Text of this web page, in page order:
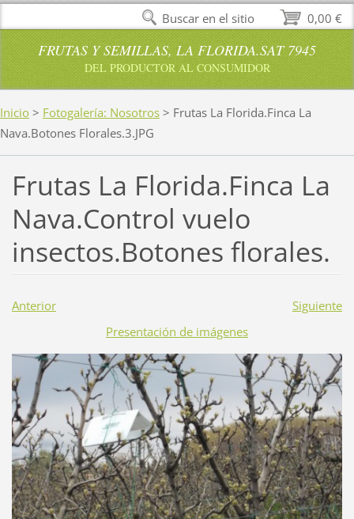
FRUTAS Y SEMILLAS, LA FLORIDA.SAT 7945
DEL PRODUCTOR AL CONSUMIDOR
Inicio > Fotogalería: Nosotros > Frutas La Florida.Finca La
Nava.Botones Florales.3.JPG
Frutas La Florida.Finca La
Nava.Control vuelo
insectos.Botones florales.
Anterior
Siguiente
Presentación de imágenes
0,00 €
Buscar en el sitio